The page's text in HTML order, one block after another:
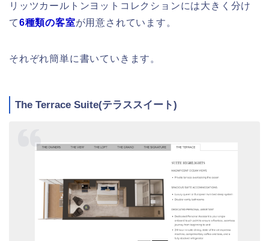
リッツカールトンヨットコレクションには大きく分け
て6種類の客室が用意されています。
それぞれ簡単に書いていきます。
The Terrace Suite(テラススイート)